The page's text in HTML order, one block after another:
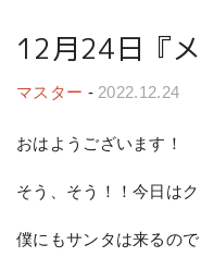
12月24日『メ
マスター - 2022.12.24
おはようございます！
そう、そう！！今日は
僕にもサンタは来るので